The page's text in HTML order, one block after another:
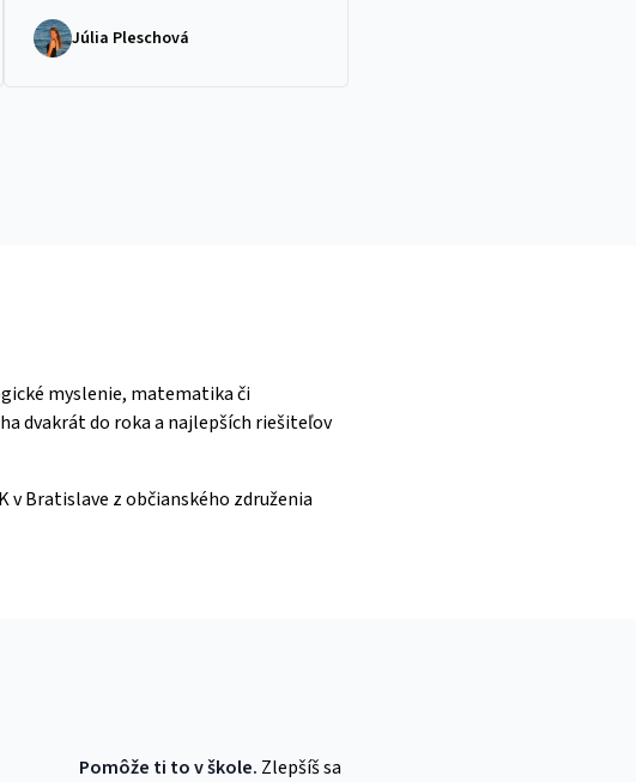
Júlia Pleschová
myslenie, matematika či
dvakrát do roka a najlepších riešiteľov
Bratislave z občianského združenia
Pomôže ti to v škole. Zlepšíš sa